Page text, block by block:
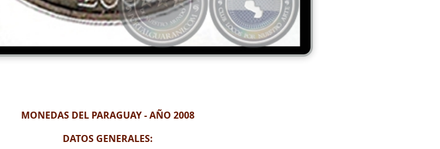
MONEDAS DEL PARAGUAY - AÑO 2008
DATOS GENERALES: